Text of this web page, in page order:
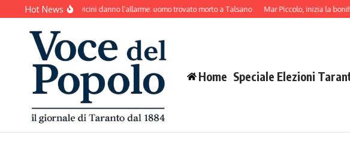
Salta al contenuto
Hot News
senza sosta, i vicini danno l’allarme: uomo trovato morto a Talsano Mar Piccolo, inizia la bonifica
Home Speciale Elezioni